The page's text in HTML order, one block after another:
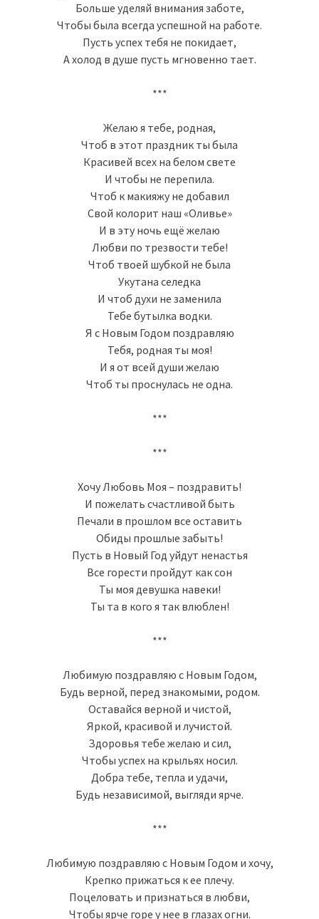
Больше уделяй внимания заботе,
Чтобы была всегда успешной на работе.
Пусть успех тебя не покидает,
А холод в душе пусть мгновенно тает.
***
Желаю я тебе, родная,
Чтоб в этот праздник ты была
Красивей всех на белом свете
И чтобы не перепила.
Чтоб к макияжу не добавил
Свой колорит наш «Оливье»
И в эту ночь ещё желаю
Любви по трезвости тебе!
Чтоб твоей шубкой не была
Укутана селедка
И чтоб духи не заменила
Тебе бутылка водки.
Я с Новым Годом поздравляю
Тебя, родная ты моя!
И я от всей души желаю
Чтоб ты проснулась не одна.
***
***
Хочу Любовь Моя – поздравить!
И пожелать счастливой быть
Печали в прошлом все оставить
Обиды прошлые забыть!
Пусть в Новый Год уйдут ненастья
Все горести пройдут как сон
Ты моя девушка навеки!
Ты та в кого я так влюблен!
***
Любимую поздравляю с Новым Годом,
Будь верной, перед знакомыми, родом.
Оставайся верной и чистой,
Яркой, красивой и лучистой.
Здоровья тебе желаю и сил,
Чтобы успех на крыльях носил.
Добра тебе, тепла и удачи,
Будь независимой, выгляди ярче.
***
Любимую поздравляю с Новым Годом и хочу,
Крепко прижаться к ее плечу.
Поцеловать и признаться в любви,
Чтобы ярче горе у нее в глазах огни.